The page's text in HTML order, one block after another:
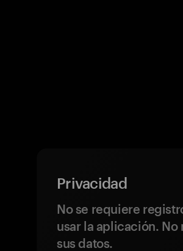
Privacidad
No se requiere
usar la aplicación. No
sus datos.